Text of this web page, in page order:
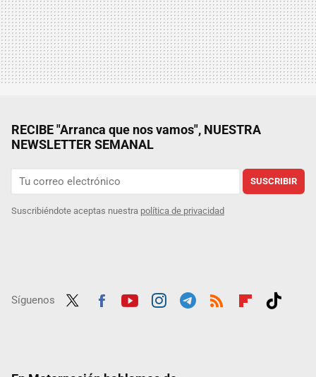
RECIBE "Arranca que nos vamos", NUESTRA
NEWSLETTER SEMANAL
SUSCRIBIR
Suscribiéndote aceptas nuestra política de privacidad
Síguenos